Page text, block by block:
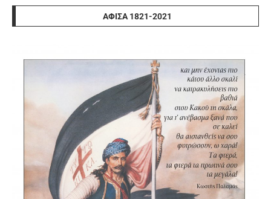
ΑΦΊΣΑ 1821-2021